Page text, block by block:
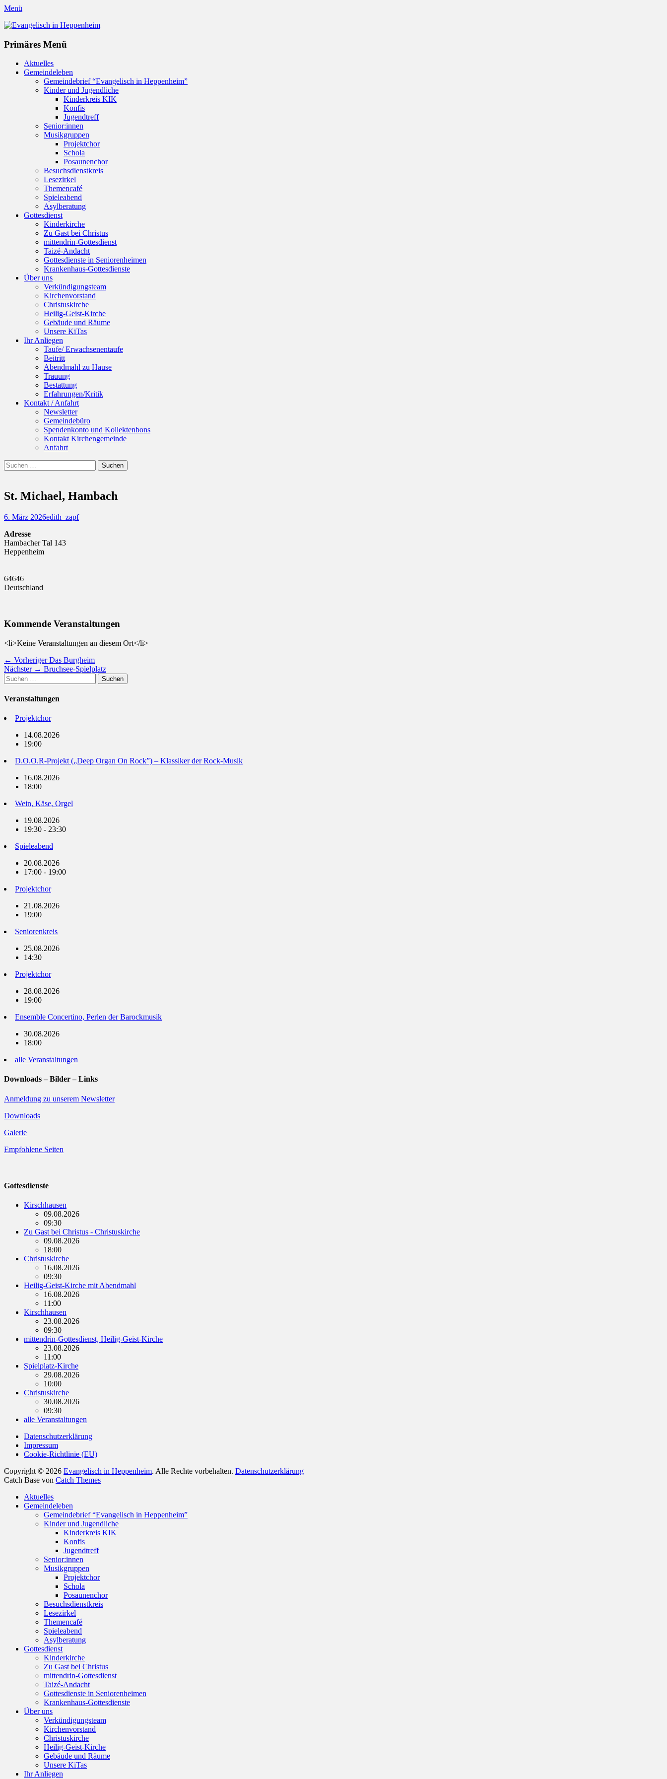
Menü
Evangelisch in Heppenheim
Primäres Menü
Zum
Inhalt
Aktuelles
Gemeindeleben
Gemeindebrief “Evangelisch in Heppenheim”
Kinder und Jugendliche
Kinderkreis KIK
Konfis
Jugendtreff
Senior:innen
Musikgruppen
Projektchor
Schola
Posaunenchor
Besuchsdienstkreis
Lesezirkel
Themencafé
Spieleabend
Asylberatung
Gottesdienst
Kinderkirche
Zu Gast bei Christus
mittendrin-Gottesdienst
Taizé-Andacht
Gottesdienste in Seniorenheimen
Krankenhaus-Gottesdienste
Über uns
Verkündigungsteam
Kirchenvorstand
Christuskirche
Heilig-Geist-Kirche
Gebäude und Räume
Unsere KiTas
Ihr Anliegen
Taufe/ Erwachsenentaufe
Beitritt
Abendmahl zu Hause
Trauung
Bestattung
Erfahrungen/Kritik
Kontakt / Anfahrt
Newsletter
Gemeindebüro
Spendenkonto und Kollektenbons
Kontakt Kirchengemeinde
Anfahrt
Suchen
Suchen
nach:
St. Michael, Hambach
Posted
6. März 2026Autor
edith_zapf
Adresse
Hambacher Tal 143
Heppenheim
64646
Deutschland
Kommende Veranstaltungen
<li>Keine Veranstaltungen an diesem Ort</li>
Beitragsnavigation
← Vorheriger Vorheriger
Beitrag:
Das Burgheim
Nächster → Nächster
Bruchsee-Spielplatz
Suchen
nach:
Veranstaltungen
Projektchor
14.08.2026
19:00
D.O.O.R-Projekt („Deep Organ On Rock”) – Klassiker der Rock-Musik
16.08.2026
18:00
Wein, Käse, Orgel
19.08.2026
19:30 - 23:30
Spieleabend
20.08.2026
17:00 - 19:00
Projektchor
21.08.2026
19:00
Seniorenkreis
25.08.2026
14:30
Projektchor
28.08.2026
19:00
Ensemble Concertino, Perlen der Barockmusik
30.08.2026
18:00
alle Veranstaltungen
Downloads – Bilder – Links
Anmeldung zu unserem Newsletter
Downloads
Galerie
Empfohlene Seiten
Gottesdienste
Kirschhausen
09.08.2026
09:30
Zu Gast bei Christus - Christuskirche
09.08.2026
18:00
Christuskirche
16.08.2026
09:30
Heilig-Geist-Kirche mit Abendmahl
16.08.2026
11:00
Kirschhausen
23.08.2026
09:30
mittendrin-Gottesdienst, Heilig-Geist-Kirche
23.08.2026
11:00
Spielplatz-Kirche
29.08.2026
10:00
Christuskirche
30.08.2026
09:30
alle Veranstaltungen
Datenschutzerklärung
Impressum
Cookie-Richtlinie (EU)
Copyright © 2026 Evangelisch in Heppenheim. Alle Rechte vorbehalten. Datenschutzerklärung
Catch Base von Catch Themes
oben
scrollen
Aktuelles
Gemeindeleben
Gemeindebrief “Evangelisch in Heppenheim”
Kinder und Jugendliche
Kinderkreis KIK
Konfis
Jugendtreff
Senior:innen
Musikgruppen
Projektchor
Schola
Posaunenchor
Besuchsdienstkreis
Lesezirkel
Themencafé
Spieleabend
Asylberatung
Gottesdienst
Kinderkirche
Zu Gast bei Christus
mittendrin-Gottesdienst
Taizé-Andacht
Gottesdienste in Seniorenheimen
Krankenhaus-Gottesdienste
Über uns
Verkündigungsteam
Kirchenvorstand
Christuskirche
Heilig-Geist-Kirche
Gebäude und Räume
Unsere KiTas
Ihr Anliegen